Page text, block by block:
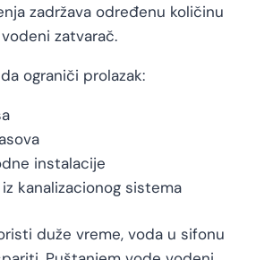
zadržava određenu količinu
zatvarač.
ograniči prolazak:
instalacije
kanalizacionog sistema
duže vreme, voda u sifonu